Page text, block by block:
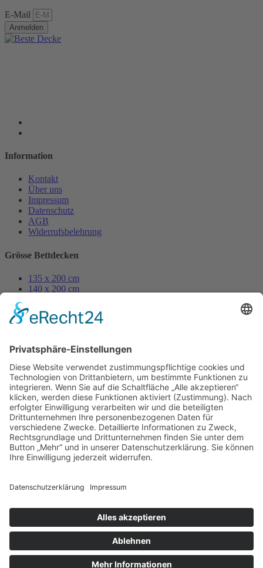
E-Mail
Anmelden
Information
Kontakt
Über uns
Impressum
Datenschutz
AGB
Widerrufsbelehrung
Grösse Bettdecken
135 x 200 cm
140 x 200 cm
155 x 220 cm
200 x 200 cm
Grösse Kissen
80 x 80 cm
70 x 90 cm
40 x 80 cm
40 x 60 cm
60 x 80 cm
35 x 40 cm
50 x 50 cm
40 x 40 cm
Design byKB WebStudio
10% Rabatt
Nutzen Sie jetzt den Code: sommerund erhalten Sie 10% Rabatt
auf alle Produkte! Frohes Einkaufen!